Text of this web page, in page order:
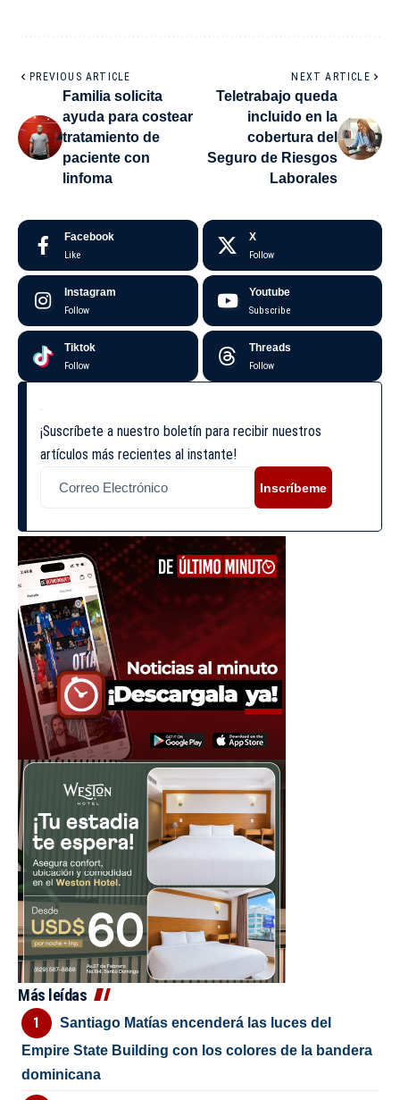
PREVIOUS ARTICLE
Familia solicita
ayuda para costear
tratamiento de
paciente con
linfoma
NEXT ARTICLE
Teletrabajo queda
incluido en la
cobertura del
Seguro de Riesgos
Laborales
Facebook
Like
X
Follow
Instagram
Follow
Youtube
Subscribe
Tiktok
Follow
Threads
Follow
¡Suscríbete a nuestro boletín para recibir nuestros
artículos más recientes al instante!
Inscríbeme
Más leídas
Santiago Matías encenderá las luces del
Empire State Building con los colores de la bandera
dominicana